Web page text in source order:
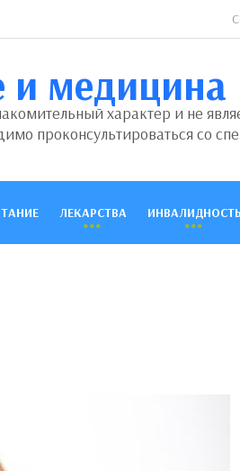
и медицина
характер и не
проконсультироваться со
ЛЕКАРСТВА ИНВАЛИДНОСТЬ